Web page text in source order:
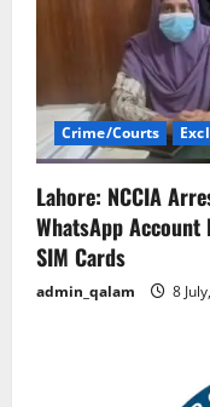
Crime/Courts
Lahore: NCCIA
WhatsApp
SIM Cards
admin_qalam 8